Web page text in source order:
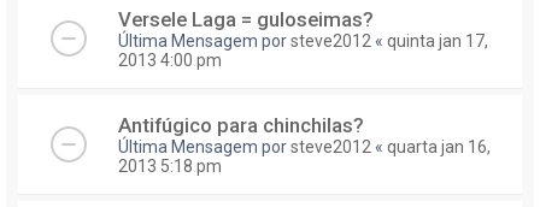
Versele Laga = guloseimas?
Última Mensagem porsteve2012 « quinta jan 17,
2013 4:00 pm
Antifúgico para chinchilas?
Última Mensagem porsteve2012 « quarta jan 16,
2013 5:18 pm